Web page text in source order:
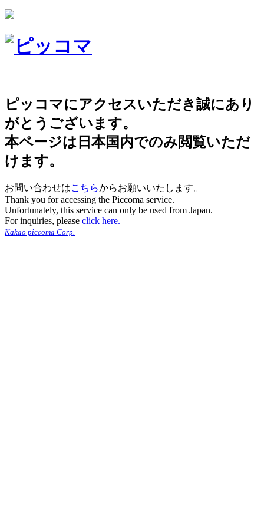
ピッコマにアクセスいただき誠にあり
がとうございます。
本ページは日本国内でのみ閲覧いただ
けます。
お問い合わせはこちらからお願いいたします。
Thank you for accessing the Piccoma service.
Unfortunately, this service can only be used from Japan.
For inquiries, please click here.
Kakao piccoma Corp.